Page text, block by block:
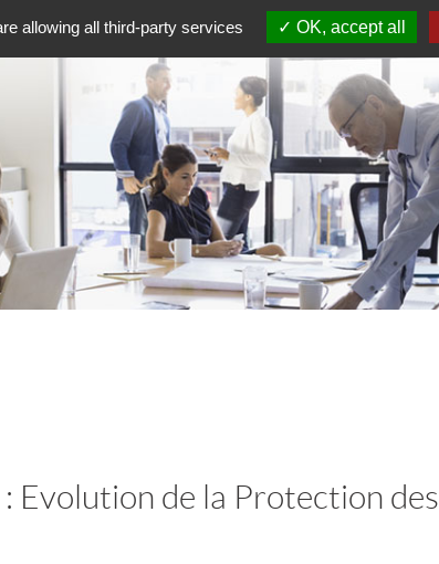
Evolution de la Protection des
allowing all third-party services OK, accept all